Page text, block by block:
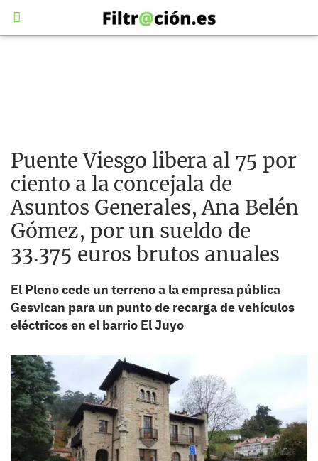
Puente Viesgo libera al 75 por
ciento a la concejala de
Asuntos Generales, Ana Belén
Gómez, por un sueldo de
33.375 euros brutos anuales
El Pleno cede un terreno a la empresa pública
Gesvican para un punto de recarga de vehículos
eléctricos en el barrio El Juyo